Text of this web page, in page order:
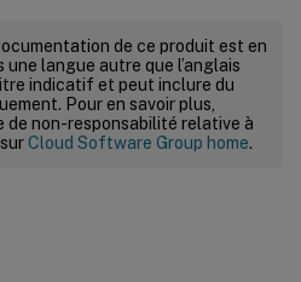
de ce produit est en
langue autre que l’anglais
indicatif et peut inclure du
Pour en savoir plus,
non-responsabilité relative à
Cloud Software Group home.